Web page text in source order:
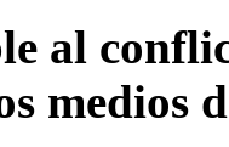
al
medios